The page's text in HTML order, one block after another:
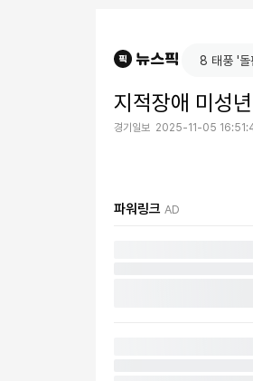
지적장애 미성
경기일보 2025-11-05
파워링크 AD